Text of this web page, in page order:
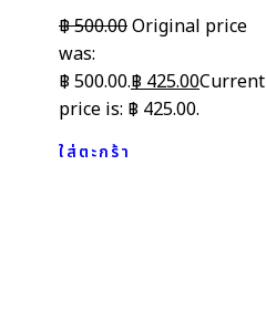
฿500.00Original price
was:
฿ 500.00.฿425.00Current
price is: ฿ 425.00.
ใส่ตะกร้า